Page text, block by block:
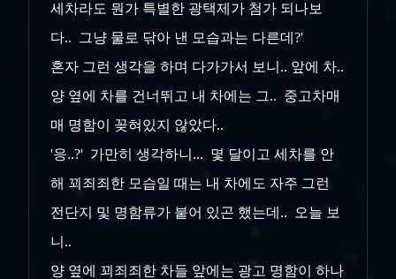
세차라도 뭔가 특별한 광택제가 첨가 되나보
다.. 그냥 물로 닦아 낸 모습과는 다른데?'
혼자 그런 생각을 하며 다가가서 보니.. 앞에 차..
양 옆에 차를 건너뛰고 내 차에는 그.. 중고차매
매 명함이 꽂혀있지 않았다..
'응..?' 가만히 생각하니... 몇 달이고 세차를 안
해 꾀죄죄한 모습일 때는 내 차에도 자주 그런
전단지 및 명함류가 붙어 있곤 했는데.. 오늘 보
니..
양 옆에 꾀죄죄한 차들 앞에는 광고 명함이 하나